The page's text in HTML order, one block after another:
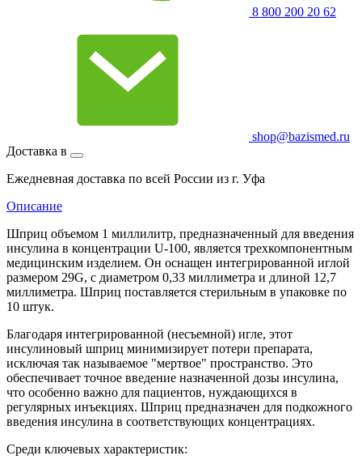
8 800 200 20 62
shop@bazismed.ru
Доставка в
Ежедневная доставка по всей России из г. Уфа
Описание
Шприц объемом 1 миллилитр, предназначенный для введения
инсулина в концентрации U-100, является трехкомпонентным
медицинским изделием. Он оснащен интегрированной иглой
размером 29G, с диаметром 0,33 миллиметра и длиной 12,7
миллиметра. Шприц поставляется стерильным в упаковке по
10 штук.
Благодаря интегрированной (несъемной) игле, этот
инсулиновый шприц минимизирует потери препарата,
исключая так называемое "мертвое" пространство. Это
обеспечивает точное введение назначенной дозы инсулина,
что особенно важно для пациентов, нуждающихся в
регулярных инъекциях. Шприц предназначен для подкожного
введения инсулина в соответствующих концентрациях.
Среди ключевых характеристик: